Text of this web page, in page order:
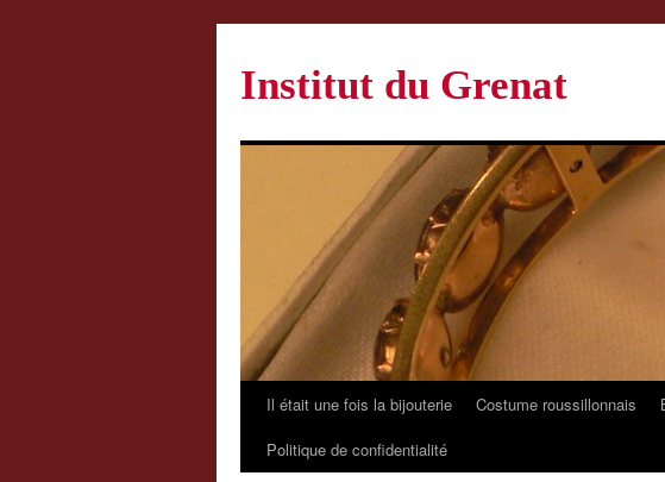
Institut du Grenat
Il était une fois la bijouterie Costume roussillonnais
Politique de confidentialité